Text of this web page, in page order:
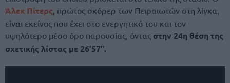
Άλεκ Πίτερς , πρώτος σκόρερ των Πειραιωτών στη λίγκα,
είναι εκείνος που έχει στο ενεργητικό του και τον
υψηλότερο μέσο όρο παρουσίας, όντας στην 24η θέση της
σχετικής λίστας με 26’57”.